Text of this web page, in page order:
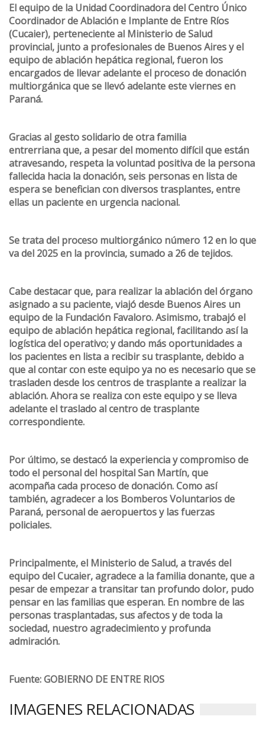
El equipo de la Unidad Coordinadora del Centro Único
Coordinador de Ablación e Implante de Entre Ríos
(Cucaier), perteneciente al Ministerio de Salud
provincial, junto a profesionales de Buenos Aires y el
equipo de ablación hepática regional, fueron los
encargados de llevar adelante el proceso de donación
multiorgánica que se llevó adelante este viernes en
Paraná.
Gracias al gesto solidario de otra familia
entrerriana que, a pesar del momento difícil que están
atravesando, respeta la voluntad positiva de la persona
fallecida hacia la donación, seis personas en lista de
espera se benefician con diversos trasplantes, entre
ellas un paciente en urgencia nacional.
Se trata del proceso multiorgánico número 12 en lo que
va del 2025 en la provincia, sumado a 26 de tejidos.
Cabe destacar que, para realizar la ablación del órgano
asignado a su paciente, viajó desde Buenos Aires un
equipo de la Fundación Favaloro. Asimismo, trabajó el
equipo de ablación hepática regional, facilitando así la
logística del operativo; y dando más oportunidades a
los pacientes en lista a recibir su trasplante, debido a
que al contar con este equipo ya no es necesario que se
trasladen desde los centros de trasplante a realizar la
ablación. Ahora se realiza con este equipo y se lleva
adelante el traslado al centro de trasplante
correspondiente.
Por último, se destacó la experiencia y compromiso de
todo el personal del hospital San Martín, que
acompaña cada proceso de donación. Como así
también, agradecer a los Bomberos Voluntarios de
Paraná, personal de aeropuertos y las fuerzas
policiales.
Principalmente, el Ministerio de Salud, a través del
equipo del Cucaier, agradece a la familia donante, que a
pesar de empezar a transitar tan profundo dolor, pudo
pensar en las familias que esperan. En nombre de las
personas trasplantadas, sus afectos y de toda la
sociedad, nuestro agradecimiento y profunda
admiración.
Fuente: GOBIERNO DE ENTRE RIOS
IMAGENES RELACIONADAS